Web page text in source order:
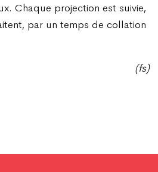
Chaque projection est suivie,
par un temps de collation
(fs)